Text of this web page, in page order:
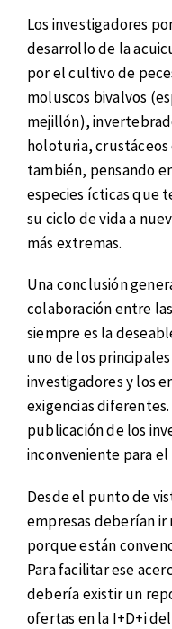
Los investigadores
desarrollo de la
por el cultivo de
moluscos bivalvos
mejillón),
holoturia,
también, pensando
especies ícticas que
su ciclo de vida a
más extremas.
Una conclusión
colaboración entre
siempre es la
uno de los
investigadores y los
exigencias
publicación de los
inconveniente para el
Desde el punto de
empresas deberían ir
porque están
Para facilitar ese
debería existir un
ofertas en la I+D+i